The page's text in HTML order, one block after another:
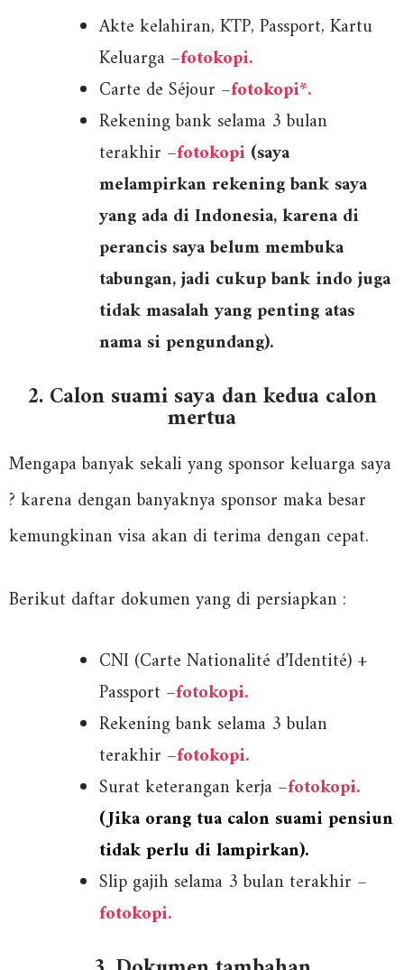
Akte kelahiran, KTP, Passport, Kartu
Keluarga –fotokopi.
Carte de Séjour –fotokopi*.
Rekening bank selama 3 bulan
terakhir –fotokopi (saya
melampirkan rekening bank saya
yang ada di Indonesia, karena di
perancis saya belum membuka
tabungan, jadi cukup bank indo juga
tidak masalah yang penting atas
nama si pengundang).
2. Calon suami saya dan kedua calon
mertua
Mengapa banyak sekali yang sponsor keluarga saya
? karena dengan banyaknya sponsor maka besar
kemungkinan visa akan di terima dengan cepat.
Berikut daftar dokumen yang di persiapkan :
CNI (Carte Nationalité d’Identité) +
Passport –fotokopi.
Rekening bank selama 3 bulan
terakhir –fotokopi.
Surat keterangan kerja –fotokopi.
(Jika orang tua calon suami pensiun
tidak perlu di lampirkan).
Slip gajih selama 3 bulan terakhir –
fotokopi.